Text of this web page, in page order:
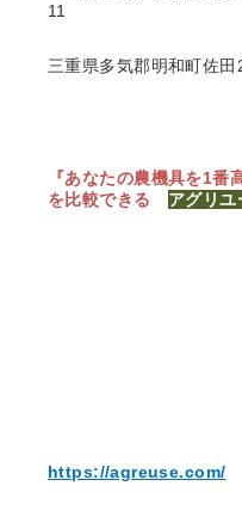
11
三重県多気郡明和町佐
『あなたの農機具を1番
を比較できる アグリユ
https://agreuse.com/